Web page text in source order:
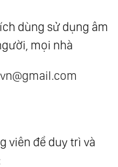
dùng sử dụng âm
mọi nhà
viên để duy trì và